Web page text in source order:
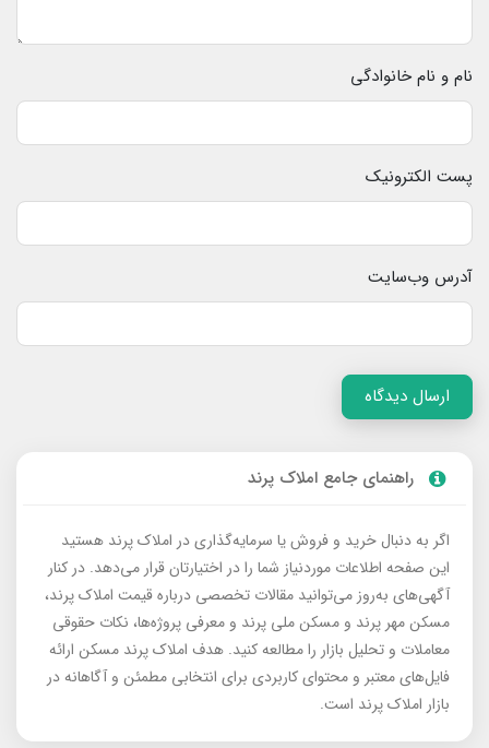
نام و نام خانوادگی
پست الکترونیک
آدرس وب‌سایت
ارسال دیدگاه
راهنمای جامع املاک پرند
اگر به دنبال خرید و فروش یا سرمایه‌گذاری در املاک پرند هستید
این صفحه اطلاعات موردنیاز شما را در اختیارتان قرار می‌دهد. در کنار
آگهی‌های به‌روز می‌توانید مقالات تخصصی درباره قیمت املاک پرند،
مسکن مهر پرند و مسکن ملی پرند و معرفی پروژه‌ها، نکات حقوقی
معاملات و تحلیل بازار را مطالعه کنید. هدف املاک پرند مسکن ارائه
فایل‌های معتبر و محتوای کاربردی برای انتخابی مطمئن و آگاهانه در
بازار املاک پرند است.